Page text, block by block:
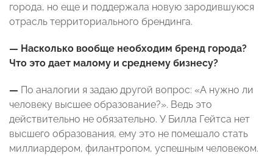
города, но еще и поддержала новую зародившуюся
отрасль территориального брендинга.
— Насколько вообще необходим бренд города?
Что это дает малому и среднему бизнесу?
— По аналогии я задаю другой вопрос: «А нужно ли
человеку высшее образование?». Ведь это
действительно не обязательно. У Билла Гейтса нет
высшего образования, ему это не помешало стать
миллиардером, филантропом, успешным человеком.